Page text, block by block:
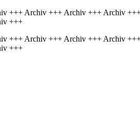
+++ Archiv +++ Archiv +++ Archiv
+++
+++ Archiv +++ Archiv +++ Archiv
+++